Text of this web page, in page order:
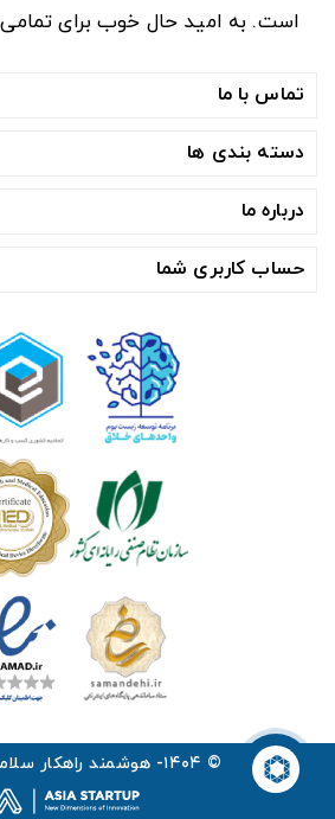
است. به امید حال خوب برای تمامی
تماس با ما
دسته بندی ها
درباره ما
حساب کاربری شما
© ۱۴۰۴- هوشمند راهکار سلامت آسیا ™